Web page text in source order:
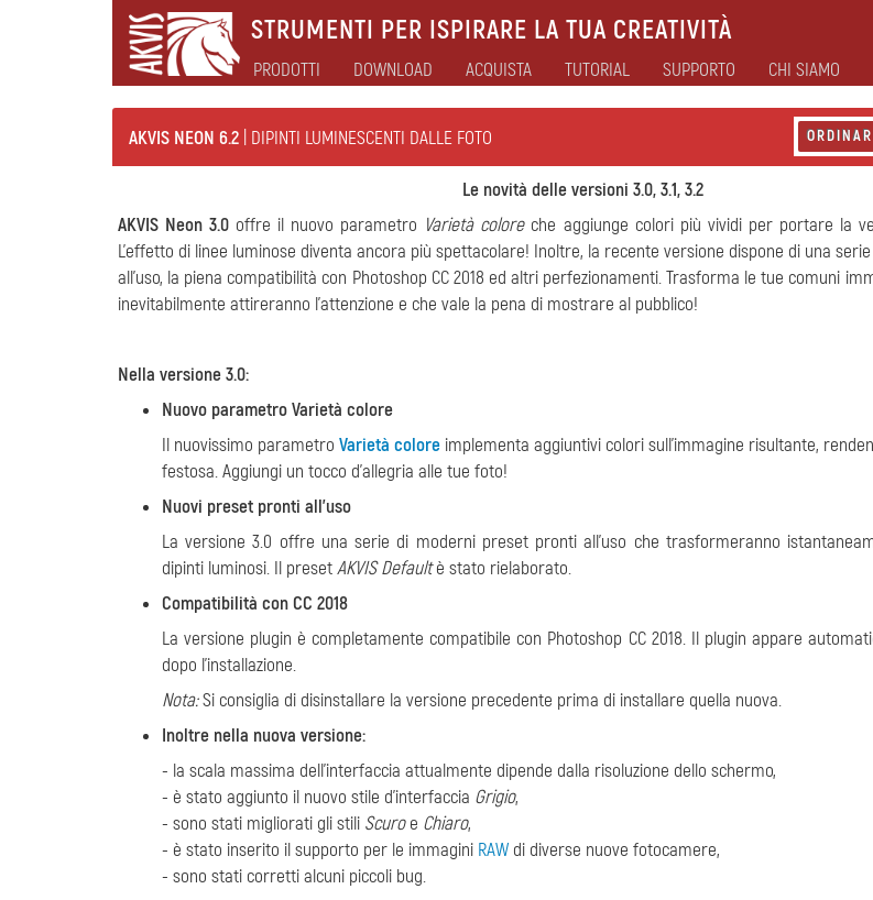
STRUMENTI PER ISPIRARE LA TUA CREATIVITÀ
PRODOTTI DOWNLOAD ACQUISTA TUTORIAL SUPPORTO CHI SIAMO
AKVIS NEON 6.2 | DIPINTI LUMINESCENTI DALLE FOTO
Le novità delle versioni 3.0, 3.1, 3.2
AKVIS Neon 3.0 offre il nuovo parametro Varietà coloreche aggiunge colori più vividi per portare la
L'effetto di linee luminose diventa ancora più spettacolare! Inoltre, la recente versione dispone di una
all'uso, la piena compatibilità con Photoshop CC 2018 ed altri perfezionamenti. Trasforma le tue comuni
inevitabilmente attireranno l'attenzione e che vale la pena di mostrare al pubblico!
Nella versione 3.0:
Nuovo parametro Varietà colore
Il nuovissimo parametro Varietà colore implementa aggiuntivi colori sull'immagine risultante,
festosa. Aggiungi un tocco d'allegria alle tue foto!
Nuovi preset pronti all'uso
La versione 3.0 offre una serie di moderni preset pronti all'uso che trasformeranno
dipinti luminosi. Il presetAKVIS Defaultè stato rielaborato.
Compatibilità con CC 2018
La versione plugin è completamente compatibile con Photoshop CC 2018. Il plugin appare
dopo l'installazione.
Nota:Si consiglia di disinstallare la versione precedente prima di installare quella nuova.
Inoltre nella nuova versione:
- la scala massima dell'interfaccia attualmente dipende dalla risoluzione dello schermo,
- è stato aggiunto il nuovo stile d'interfaccia Grigio,
- sono stati migliorati gli stili Scuroe Chiaro,
- è stato inserito il supporto per le immagini RAW di diverse nuove fotocamere,
- sono stati corretti alcuni piccoli bug.